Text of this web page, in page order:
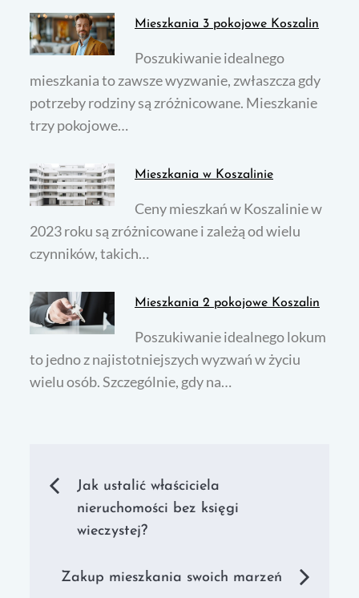
Mieszkania 3 pokojowe Koszalin
Poszukiwanie idealnego
mieszkania to zawsze wyzwanie, zwłaszcza gdy
potrzeby rodziny są zróżnicowane. Mieszkanie
trzy pokojowe…
Mieszkania w Koszalinie
Ceny mieszkań w Koszalinie w
2023 roku są zróżnicowane i zależą od wielu
czynników, takich…
Mieszkania 2 pokojowe Koszalin
Poszukiwanie idealnego lokum
to jedno z najistotniejszych wyzwań w życiu
wielu osób. Szczególnie, gdy na…
Nawigacja
wpisu
Jak ustalić właściciela
nieruchomości bez księgi
wieczystej?
Zakup mieszkania swoich marzeń